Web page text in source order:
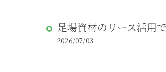
足場資材のリース活用
2026/07/03